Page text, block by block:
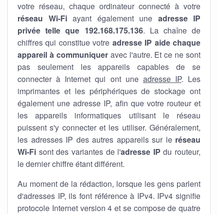
votre réseau, chaque ordinateur connecté à votre
réseau Wi-Fiayant également une adresse IP
privée telle que 192.168.175.136. La chaîne de
chiffres qui constitue votre adresse IP aide chaque
appareil à communiqueravec l'autre. Et ce ne sont
pas seulement les appareils capables de se
connecter à Internet qui ont une adresse IP. Les
imprimantes et les périphériques de stockage ont
également une adresse IP, afin que votre routeur et
les appareils informatiques utilisant le réseau
puissent s'y connecter et les utiliser. Généralement,
les adresses IP des autres appareils sur le réseau
Wi-Fi sont des variantes de l'adresse IP du routeur,
le dernier chiffre étant différent.
Au moment de la rédaction, lorsque les gens parlent
d'adresses IP, ils font référence à IPv4. IPv4 signifie
protocole Internet version 4 et se compose de quatre